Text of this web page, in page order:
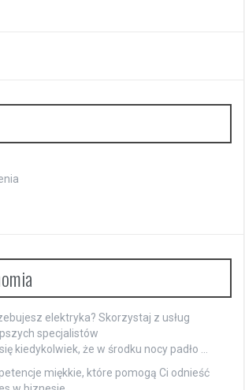
elektryka? Skorzystaj z usług
specjalistów
kiedykolwiek, że w środku nocy padło …
miękkie, które pomogą Ci odnieść